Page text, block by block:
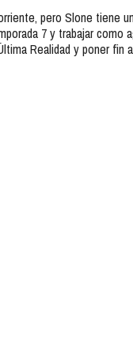
pero Slone tiene
7 y trabajar como
Realidad y poner fin